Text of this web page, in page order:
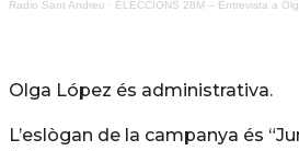
Radio Sant Andreu · ELECCIONS 28M – Entrevista a Olga
Olga López és administrativa.
L’eslògan de la campanya és